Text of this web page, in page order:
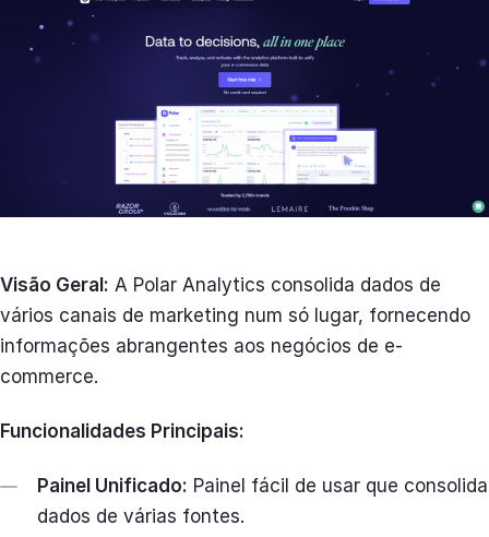
Visão Geral: A Polar Analytics consolida dados de
vários canais de marketing num só lugar, fornecendo
informações abrangentes aos negócios de e-
commerce.
Funcionalidades Principais:
Painel Unificado: Painel fácil de usar que consolida
dados de várias fontes.